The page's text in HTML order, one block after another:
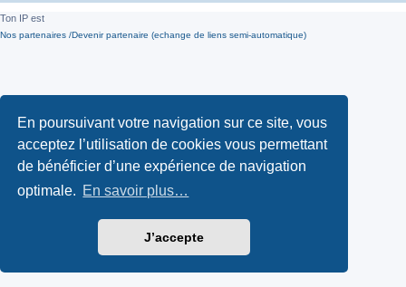
En poursuivant votre navigation sur ce site, vous
acceptez l’utilisation de cookies vous permettant
de bénéficier d’une expérience de navigation
optimale. En savoir plus…
J’accepte
Ton IP est
Nos partenaires /Devenir partenaire (echange de liens semi-automatique)